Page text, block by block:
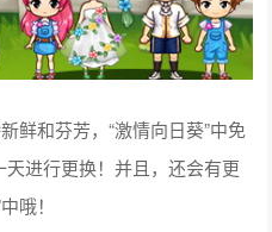
鲜和芬芳，“激情向日葵”中免
进行更换！并且，还会有更
哦！